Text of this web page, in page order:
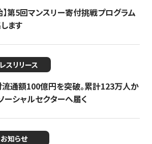
第5回マンスリー寄付挑戦プログラム
ます
スリリース
流通額100億円を突破。累計123万人か
ーシャルセクターへ届く
お知らせ